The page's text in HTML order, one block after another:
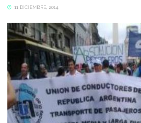
11 DICIEMBRE, 2014